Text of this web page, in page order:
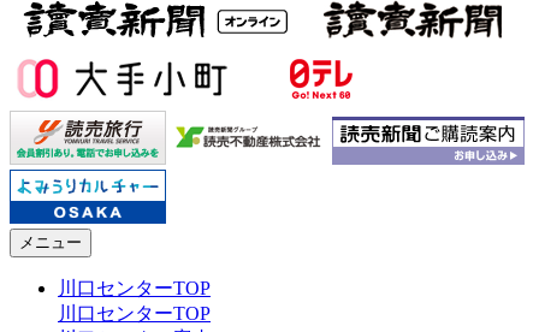
メニュー
川口センターTOP
川口センターTOP